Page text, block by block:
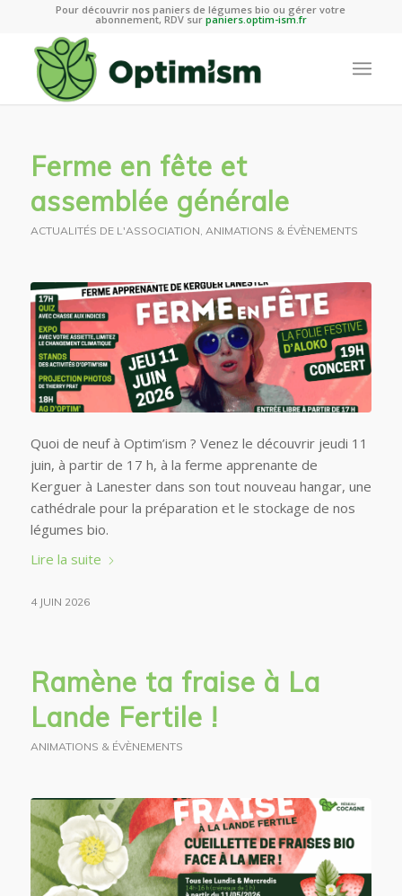
Pour découvrir nos paniers de légumes bio ou gérer votre
abonnement, RDV sur paniers.optim-ism.fr
Ferme en fête et
assemblée générale
ACTUALITÉS DE L'ASSOCIATION, ANIMATIONS & ÉVÈNEMENTS
Quoi de neuf à Optim’ism ? Venez le découvrir jeudi 11
juin, à partir de 17 h, à la ferme apprenante de
Kerguer à Lanester dans son tout nouveau hangar, une
cathédrale pour la préparation et le stockage de nos
légumes bio.
Lire la suite
4 JUIN 2026
Ramène ta fraise à La
Lande Fertile !
ANIMATIONS & ÉVÈNEMENTS